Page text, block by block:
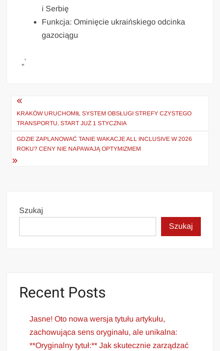
i Serbię
Funkcja: Ominięcie ukraińskiego odcinka
gazociągu
„`
Nawigacja
wpisu
KRAKÓW URUCHOMIŁ SYSTEM OBSŁUGI STREFY CZYSTEGO
TRANSPORTU. START JUŻ 1 STYCZNIA
GDZIE ZAPLANOWAĆ TANIE WAKACJE ALL INCLUSIVE W 2026
ROKU? CENY NIE NAPAWAJĄ OPTYMIZMEM
Szukaj
Szukaj
Recent Posts
Jasne! Oto nowa wersja tytułu artykułu,
zachowująca sens oryginału, ale unikalna:
**Oryginalny tytuł:** Jak skutecznie zarządzać